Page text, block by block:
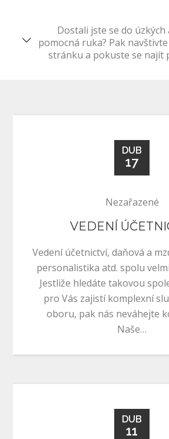
content
Dostali jste se do
pomocná ruka? Pak
stránku a pokuste se najít
DUB
17
Nezařazené
VEDENÍ
Vedení účetnictví, daňová a
personalistika atd. spolu
Jestliže hledáte takovou
pro Vás zajistí komplexní
oboru, pak nás neváhejte
Naše…
DUB
11